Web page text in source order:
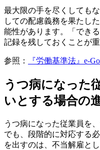
最大限の手を尽くしても
しての配慮義務を果たし
能性があります。「でき
記録を残しておくことが重
参照： 『労働基準法』e-
うつ病になった
いとする場合の
うつ病になった従業員を
でも、段階的に対応する
を出すのは、不当解雇と